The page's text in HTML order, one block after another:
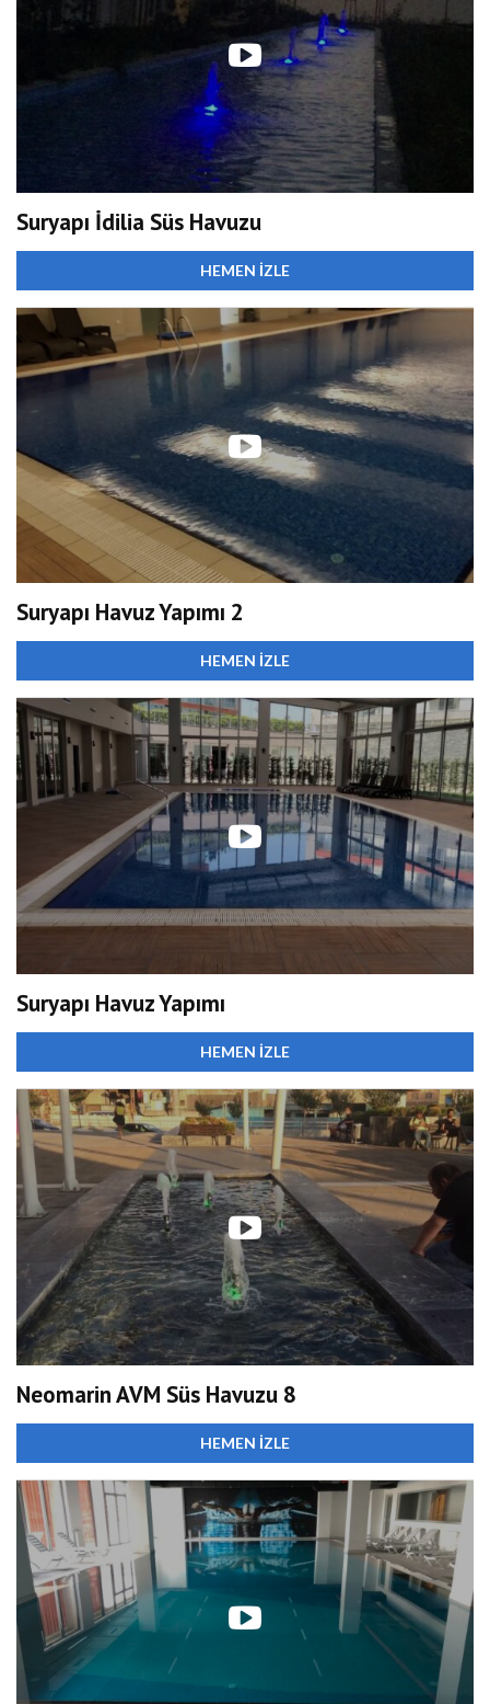
Suryapı İdilia Süs Havuzu
HEMEN İZLE
Suryapı Havuz Yapımı 2
HEMEN İZLE
Suryapı Havuz Yapımı
HEMEN İZLE
Neomarin AVM Süs Havuzu 8
HEMEN İZLE